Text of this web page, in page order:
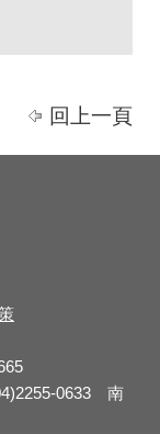
回上一頁
0633 南